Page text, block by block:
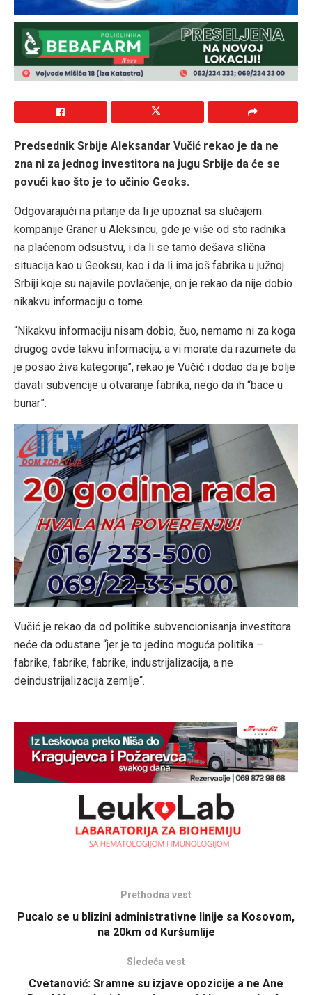
Predsednik Srbije Aleksandar Vučić rekao je da ne
zna ni za jednog investitora na jugu Srbije da će se
povući kao što je to učinio Geoks.
Odgovarajući na pitanje da li je upoznat sa slučajem
kompanije Graner u Aleksincu, gde je više od sto radnika
na plaćenom odsustvu, i da li se tamo dešava slična
situacija kao u Geoksu, kao i da li ima još fabrika u južnoj
Srbiji koje su najavile povlačenje, on je rekao da nije dobio
nikakvu informaciju o tome.
“Nikakvu informaciju nisam dobio, čuo, nemamo ni za koga
drugog ovde takvu informaciju, a vi morate da razumete da
je posao živa kategorija”, rekao je Vučić i dodao da je bolje
davati subvencije u otvaranje fabrika, nego da ih “bace u
bunar”.
Vučić je rekao da od politike subvencionisanja investitora
neće da odustane “jer je to jedino moguća politika –
fabrike, fabrike, fabrike, industrijalizacija, a ne
deindustrijalizacija zemlje“.
Prethodna vest
Pucalo se u blizini administrativne linije sa Kosovom,
na 20km od Kuršumlije
Sledeća vest
Cvetanović: Sramne su izjave opozicije a ne Ane